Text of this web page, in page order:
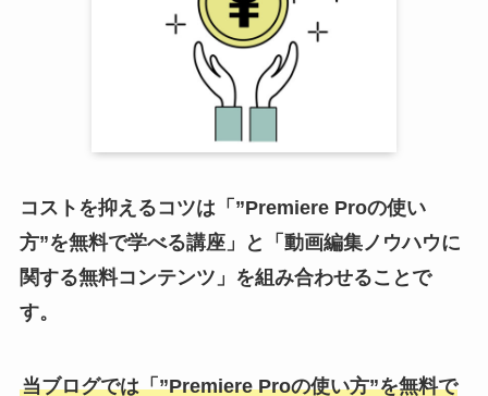
コストを抑えるコツは「”Premiere Proの使い
方”を無料で学べる講座」と「動画編集ノウハウに
関する無料コンテンツ」を組み合わせることで
す。
当ブログでは「”Premiere Proの使い方”を無料で